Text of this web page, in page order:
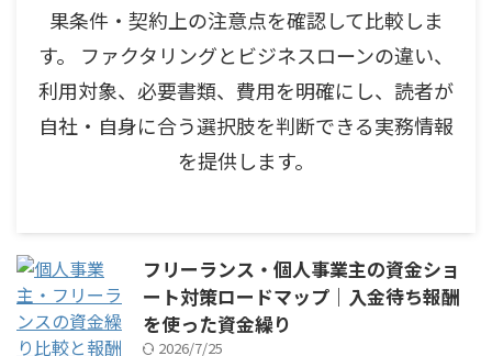
果条件・契約上の注意点を確認して比較しま
す。 ファクタリングとビジネスローンの違い、
利用対象、必要書類、費用を明確にし、読者が
自社・自身に合う選択肢を判断できる実務情報
を提供します。
フリーランス・個人事業主の資金ショ
ート対策ロードマップ｜入金待ち報酬
を使った資金繰り
2026/7/25